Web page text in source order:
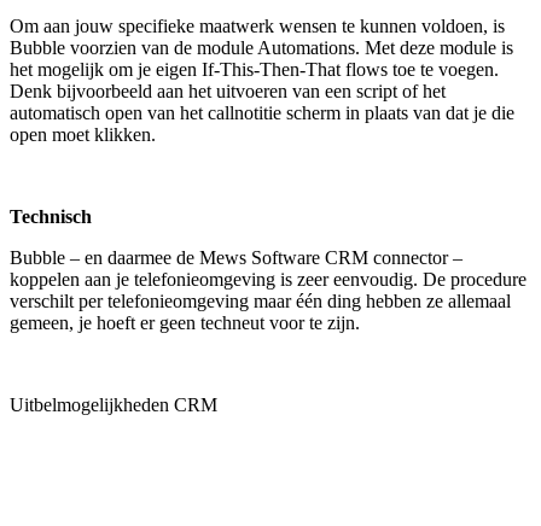
Om aan jouw specifieke maatwerk wensen te kunnen voldoen, is
Bubble voorzien van de module Automations. Met deze module is
het mogelijk om je eigen If-This-Then-That flows toe te voegen.
Denk bijvoorbeeld aan het uitvoeren van een script of het
automatisch open van het callnotitie scherm in plaats van dat je die
open moet klikken.
Technisch
Bubble – en daarmee de Mews Software CRM connector –
koppelen aan je telefonieomgeving is zeer eenvoudig. De procedure
verschilt per telefonieomgeving maar één ding hebben ze allemaal
gemeen, je hoeft er geen techneut voor te zijn.
Uitbelmogelijkheden CRM